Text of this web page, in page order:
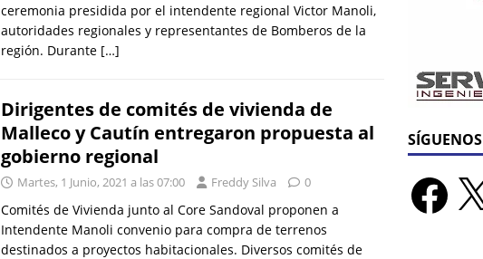
ceremonia presidida por el intendente regional Victor Manoli,
autoridades regionales y representantes de Bomberos de la
región. Durante […]
Dirigentes de comités de vivienda de
Malleco y Cautín entregaron propuesta al
gobierno regional
Martes, 1 Junio, 2021 a las 07:00 Freddy Silva 0
Comités de Vivienda junto al Core Sandoval proponen a
Intendente Manoli convenio para compra de terrenos
destinados a proyectos habitacionales. Diversos comités de
SÍGUENOS